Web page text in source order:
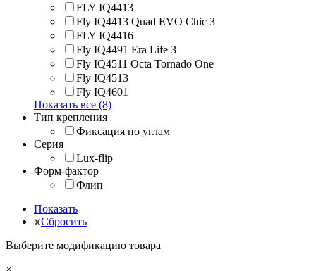
FLY IQ4413
Fly IQ4413 Quad EVO Chic 3
FLY IQ4416
Fly IQ4491 Era Life 3
Fly IQ4511 Octa Tornado One
Fly IQ4513
Fly IQ4601
Показать все (8)
Тип крепления
Фиксация по углам
Серия
Lux-flip
Форм-фактор
Флип
Показать
Сбросить
Выберите модификацию товара